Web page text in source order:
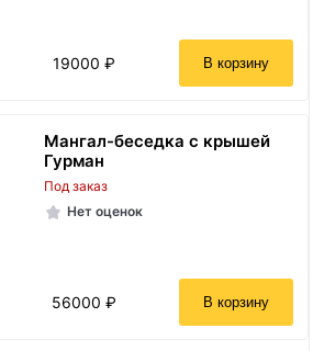
19000 ₽ В корзину
Мангал-беседка с крышей
Гурман
Под заказ
Нет оценок
56000 ₽ В корзину